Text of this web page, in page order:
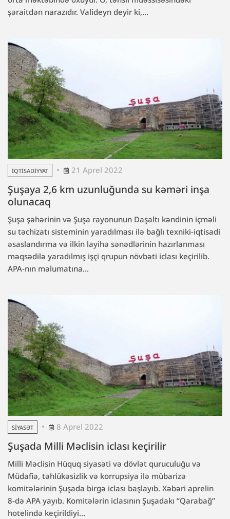
şəraitdən narazıdır. Valideyn deyir ki,...
İQTISADIYYAT 21 Aprel 2022
Şuşaya 2,6 km uzunluğunda su kəməri inşa
olunacaq
Şuşa şəhərinin və Şuşa rayonunun Daşaltı kəndinin içməli
su təchizatı sisteminin yaradılması ilə bağlı texniki-iqtisadi
əsaslandırma və ilkin layihə sənədlərinin hazırlanması
məqsədilə yaradılmış işçi qrupun növbəti iclası keçirilib.
APA-nın məlumatına...
SIYASƏT 8 Aprel 2022
Şuşada Milli Məclisin iclası keçirilir
Milli Məclisin Hüquq siyasəti və dövlət quruculuğu və
Müdafiə, təhlükəsizlik və korrupsiya ilə mübarizə
komitələrinin Şuşada birgə iclası başlayıb. Xəbəri aprelin
8-də APA yayıb. Komitələrin iclasının Şuşadakı “Qarabağ”
hotelində keçirildiyi...